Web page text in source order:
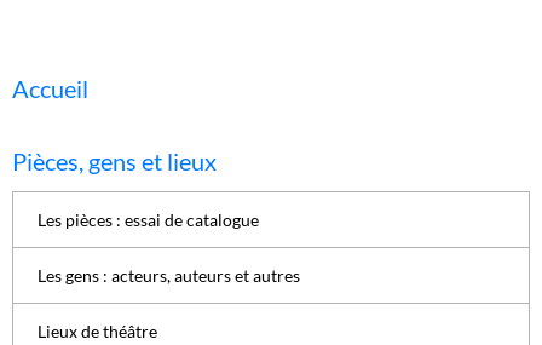
Accueil
Pièces, gens et lieux
Les pièces : essai de catalogue
Les gens : acteurs, auteurs et autres
Lieux de théâtre